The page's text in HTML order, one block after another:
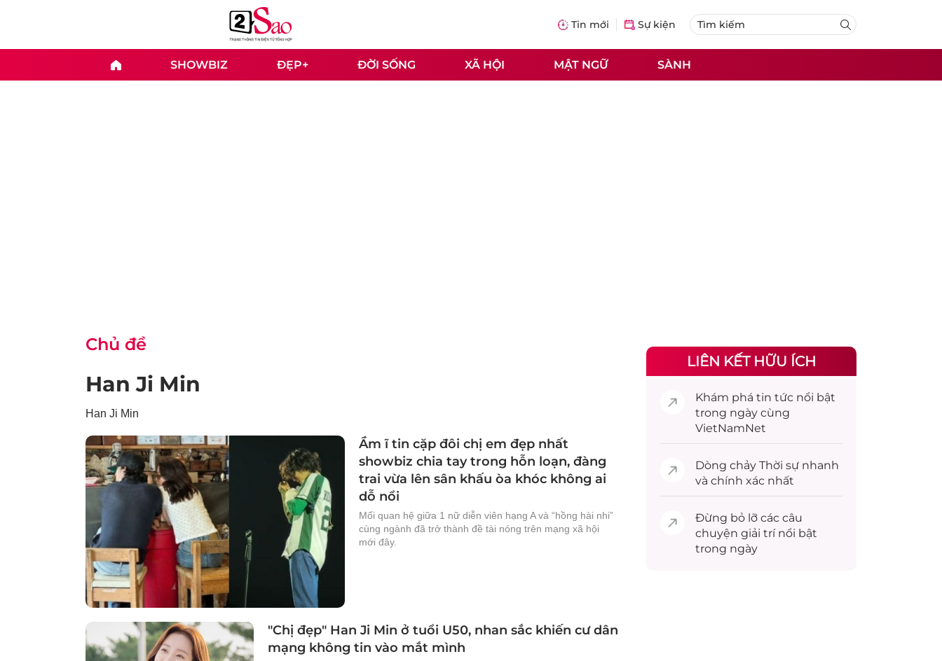
Tin mới Sự kiện
SHOWBIZ ĐẸP+ ĐỜI SỐNG XÃ HỘI MẬT NGỮ SÀNH
Chủ đề
Han Ji Min
Han Ji Min
Ầm ĩ tin cặp đôi chị em đẹp nhất
showbiz chia tay trong hỗn loạn, đàng
trai vừa lên sân khấu òa khóc không ai
dỗ nổi
Mối quan hệ giữa 1 nữ diễn viên hạng A và “hồng hài nhi”
cùng ngành đã trở thành đề tài nóng trên mạng xã hội
mới đây.
"Chị đẹp" Han Ji Min ở tuổi U50, nhan sắc khiến cư dân
mạng không tin vào mắt mình
LIÊN KẾT HỮU ÍCH
Khám phá tin tức nổi bật
trong ngày cùng
VietNamNet
Dòng chảy Thời sự nhanh
và chính xác nhất
Đừng bỏ lỡ các câu
chuyện giải trínổi bật
trong ngày